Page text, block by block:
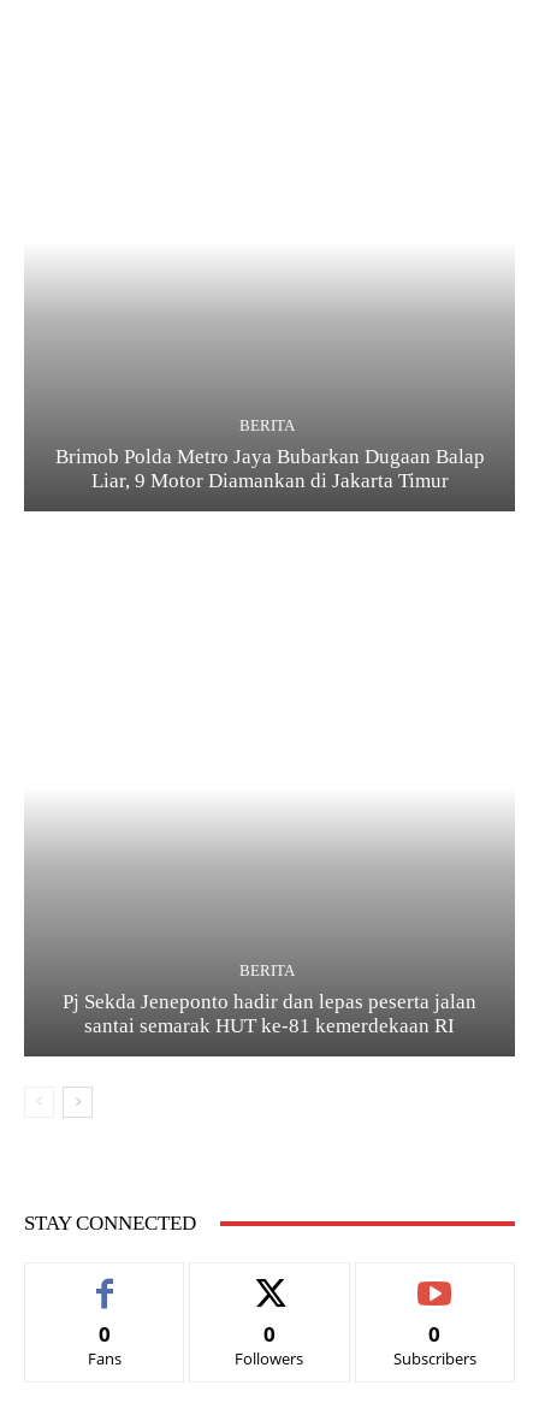
BERITA
Brimob Polda Metro Jaya Bubarkan Dugaan Balap
Liar, 9 Motor Diamankan di Jakarta Timur
BERITA
Pj Sekda Jeneponto hadir dan lepas peserta jalan
santai semarak HUT ke-81 kemerdekaan RI
STAY CONNECTED
0
Fans
0
Followers
0
Subscribers